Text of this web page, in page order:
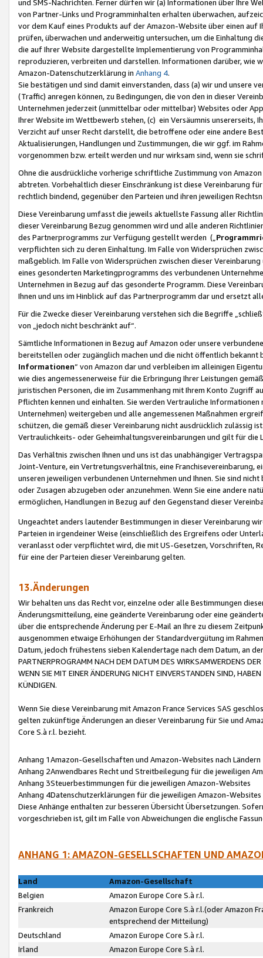
und SMS-Nachrichten. Ferner dürfen wir (a) Informationen über Ihre
von Partner-Links und Programminhalten erhalten überwachen,
vor dem Kauf eines Produkts auf der Amazon-Website über einen
prüfen, überwachen und anderweitig untersuchen, um die Einhaltung
die auf Ihrer Website dargestellte Implementierung von
reproduzieren, verbreiten und darstellen. Informationen darüber, wie
Amazon-Datenschutzerklärung in Anhang 4.
Sie bestätigen und sind damit einverstanden, dass (a) wir und
(Traffic) anregen können, zu Bedingungen, die von den in dieser
Unternehmen jederzeit (unmittelbar oder mittelbar) Websites oder
Ihrer Website im Wettbewerb stehen, (c) ein Versäumnis unsererseits,
Verzicht auf unser Recht darstellt, die betroffene oder eine andere
Aktualisierungen, Handlungen und Zustimmungen, die wir ggf. im
vorgenommen bzw. erteilt werden und nur wirksam sind, wenn sie
Ohne die ausdrückliche vorherige schriftliche Zustimmung von
abtreten. Vorbehaltlich dieser Einschränkung ist diese Vereinbarung
rechtlich bindend, gegenüber den Parteien und ihren jeweiligen
Diese Vereinbarung umfasst die jeweils aktuellste Fassung aller
dieser Vereinbarung Bezug genommen wird und alle anderen
des Partnerprogramms zur Verfügung gestellt werden („
verpflichten sich zu deren Einhaltung. Im Falle von Widersprüchen
maßgeblich. Im Falle von Widersprüchen zwischen dieser
eines gesonderten Marketingprogramms des verbundenen
Unternehmen in Bezug auf das gesonderte Programm. Diese
Ihnen und uns im Hinblick auf das Partnerprogramm dar und ersetzt
Für die Zwecke dieser Vereinbarung verstehen sich die Begriffe
von „jedoch nicht beschränkt auf“.
Sämtliche Informationen in Bezug auf Amazon oder unsere
bereitstellen oder zugänglich machen und die nicht öffentlich
Informationen“ von Amazon dar und verbleiben im alleinigen
wie dies angemessenerweise für die Erbringung Ihrer Leistungen
juristischen Personen, die im Zusammenhang mit Ihrem Konto
Pflichten kennen und einhalten. Sie werden Vertrauliche
Unternehmen) weitergeben und alle angemessenen Maßnahmen
schützen, die gemäß dieser Vereinbarung nicht ausdrücklich zulässig
Vertraulichkeits- oder Geheimhaltungsvereinbarungen und gilt für die
Das Verhältnis zwischen Ihnen und uns ist das unabhängiger
Joint-Venture, ein Vertretungsverhältnis, eine Franchisevereinbarung,
unseren jeweiligen verbundenen Unternehmen und Ihnen. Sie sind
oder Zusagen abzugeben oder anzunehmen. Wenn Sie eine andere
ermöglichen, Handlungen in Bezug auf den Gegenstand dieser
Ungeachtet anders lautender Bestimmungen in dieser Vereinbarung
Parteien in irgendeiner Weise (einschließlich des Ergreifens oder
veranlasst oder verpflichtet wird, die mit US-Gesetzen, Vorschriften,
für eine der Parteien dieser Vereinbarung gelten.
13.Änderungen
Wir behalten uns das Recht vor, einzelne oder alle Bestimmungen
Änderungsmitteilung, eine geänderte Vereinbarung oder eine
über die entsprechende Änderung per E-Mail an Ihre zu diesem
ausgenommen etwaige Erhöhungen der Standardvergütung im
Datum, jedoch frühestens sieben Kalendertage nach dem Datum, an
PARTNERPROGRAMM NACH DEM DATUM DES WIRKSAMWERDENS
WENN SIE MIT EINER ÄNDERUNG NICHT EINVERSTANDEN SIND,
KÜNDIGEN.
Wenn Sie diese Vereinbarung mit Amazon France Services SAS
gelten zukünftige Änderungen an dieser Vereinbarung für Sie und
Core S.à r.l. bezieht.
Anhang 1Amazon-Gesellschaften und Amazon-Websites nach Ländern
Anhang 2Anwendbares Recht und Streitbeilegung für die jeweiligen
Anhang 3Steuerbestimmungen für die jeweiligen Amazon-Websites
Anhang 4Datenschutzerklärungen für die jeweiligen Amazon-Websites
Diese Anhänge enthalten zur besseren Übersicht Übersetzungen.
vorgeschrieben ist, gilt im Falle von Abweichungen die englische
ANHANG 1: AMAZON-GESELLSCHAFTEN UND
Land
Amazon-Gesellschaft
Belgien
Amazon Europe Core S.à r.l.
Frankreich
Amazon Europe Core S.à r.l.(oder Amazon
entsprechend der Mitteilung)
Deutschland
Amazon Europe Core S.à r.l.
Irland
Amazon Europe Core S.à r.l.